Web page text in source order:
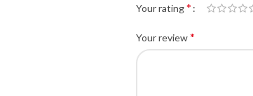
Your rating*
Your review*